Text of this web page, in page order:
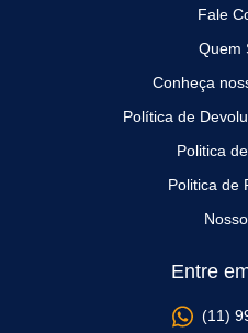
Fale
Quem
Conheça
Política de
Politica
Politica de
Entre
(11)